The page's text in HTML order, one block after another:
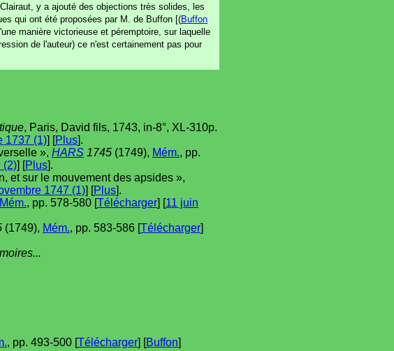
y a ajouté des objections très solides, les
qui ont été proposées par M. de Buffon [(Buffon
manière victorieuse et péremptoire, sur laquelle
de l'auteur) ce n'est certainement pas pour
, Paris, David fils, 1743, in-8°, XL-310p.
1737 (1)] [Plus].
», HARS 1745 (1749), Mém., pp.
(2)] [Plus].
et sur le mouvement des apsides »,
1747 (1)] [Plus].
Mém., pp. 578-580 [Télécharger] [11 juin
(1749), Mém., pp. 583-586 [Télécharger]
, pp. 493-500 [Télécharger] [Buffon]